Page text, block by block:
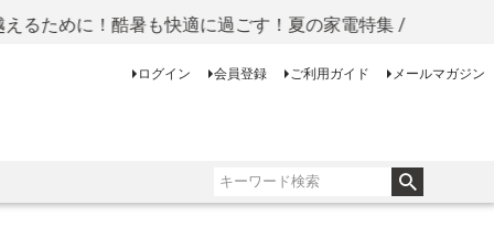
めに！酷暑も快適に過ごす！夏の家電特集 /
ログイン 会員登録 ご利用ガイド メールマガジン